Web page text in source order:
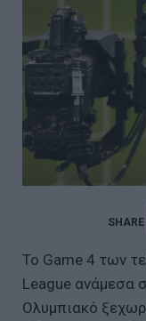
Το Game 4 των
League ανάμεσα
Ολυμπιακό